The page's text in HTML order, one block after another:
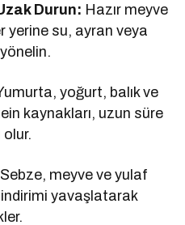
Durun: Hazır meyve
yerine su, ayran veya
yoğurt, balık ve
kaynakları, uzun süre
olur.
Sebze, meyve ve yulaf
yavaşlatarak